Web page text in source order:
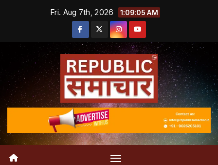
Fri. Aug 7th, 2026 1:09:06 AM